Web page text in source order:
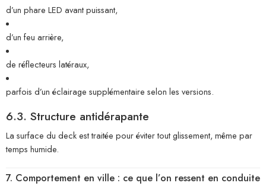
d’un phare LED avant puissant,
d’un feu arrière,
de réflecteurs latéraux,
parfois d’un éclairage supplémentaire selon les versions.
6.3. Structure antidérapante
La surface du deck est traitée pour éviter tout glissement, même par
temps humide.
7. Comportement en ville : ce que l’on ressent en conduite